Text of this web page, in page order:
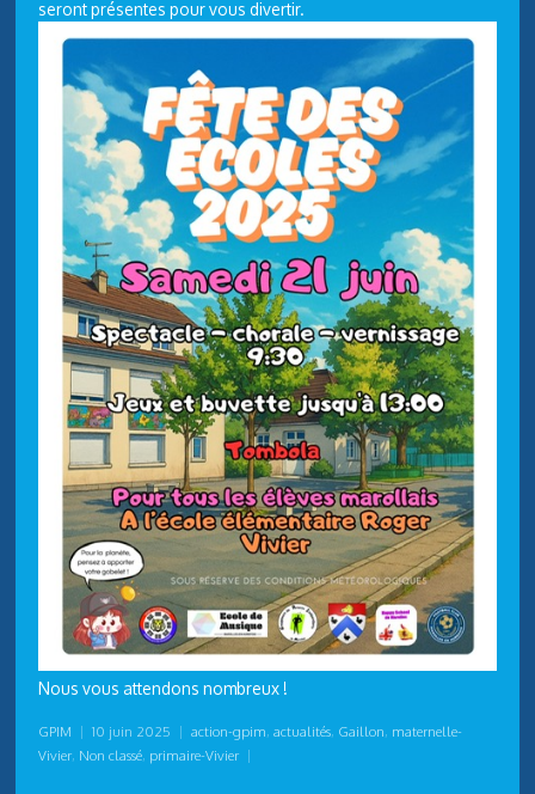
seront présentes pour vous divertir.
Nous vous attendons nombreux !
GPIM | 10 juin 2025 | action-gpim,actualités, Gaillon, maternelle-
Vivier, Non classé, primaire-Vivier |